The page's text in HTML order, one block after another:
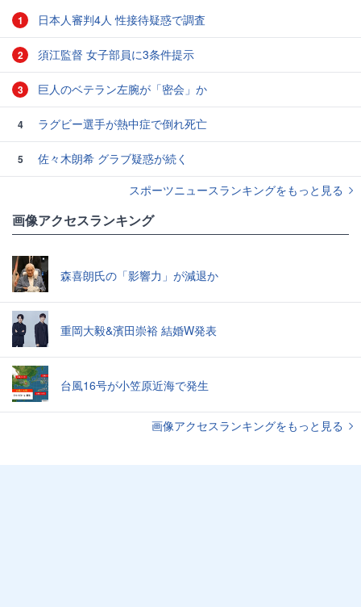
1 日本人審判4人 性接待疑惑で調査
2 須江監督 女子部員に3条件提示
3 巨人のベテラン左腕が「密会」か
4 ラグビー選手が熱中症で倒れ死亡
5
佐々木朗希 グラブ疑惑が続く
スポーツニュースランキングをもっと見る
画像アクセスランキング
森喜朗氏の「影響力」が減退か
重岡大毅&濱田崇裕 結婚W発表
台風16号が小笠原近海で発生
画像アクセスランキングをもっと見る